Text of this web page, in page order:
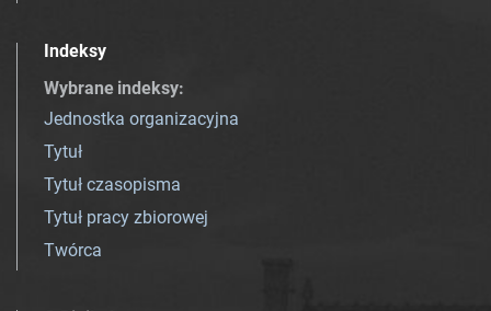
Indeksy
Wybrane indeksy:
Jednostka organizacyjna
Tytuł
Tytuł czasopisma
Tytuł pracy zbiorowej
Twórca